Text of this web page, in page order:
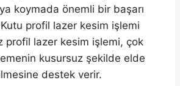
koymada önemli bir başarı
profil lazer kesim işlemi
profil lazer kesim işlemi, çok
kusursuz şekilde elde
destek verir.